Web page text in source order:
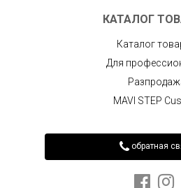
КАТАЛОГ
Каталог
Для
MAVI STEP
обратная